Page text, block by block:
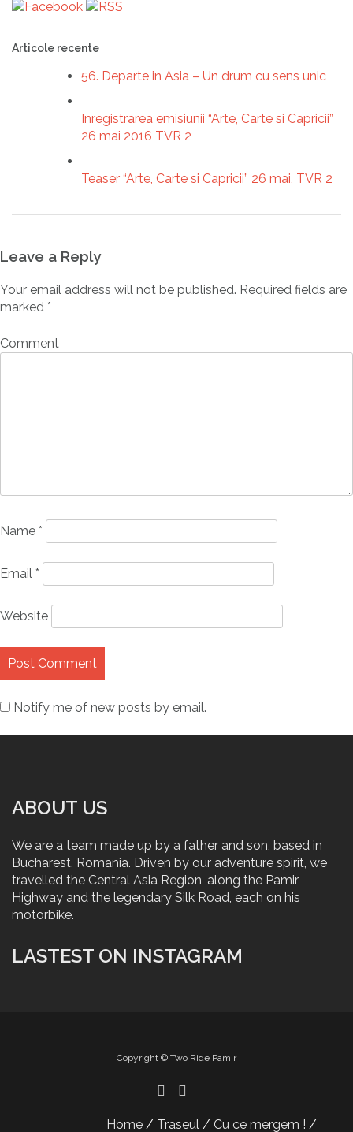
Articole recente
56. Departe in Asia – Un drum cu sens unic
Inregistrarea emisiunii “Arte, Carte si Capricii”
26 mai 2016 TVR 2
Teaser “Arte, Carte si Capricii” 26 mai, TVR 2
Leave a Reply
Your email address will not be published. Required fields are
marked *
Comment
Name *
Email *
Website
Notify me of new posts by email.
ABOUT US
We are a team made up by a father and son, based in
Bucharest, Romania. Driven by our adventure spirit, we
travelled the Central Asia Region, along the Pamir
Highway and the legendary Silk Road, each on his
motorbike.
LASTEST ON INSTAGRAM
Copyright © Two Ride Pamir
Home Traseul Cu ce mergem !